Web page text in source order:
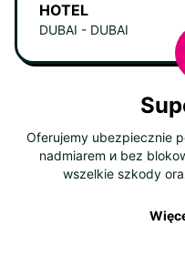
HOTEL
DUBAI - DUBAI
Oferujemy ubezpiecznie
nadmiarem и bez
wszelkie szkody